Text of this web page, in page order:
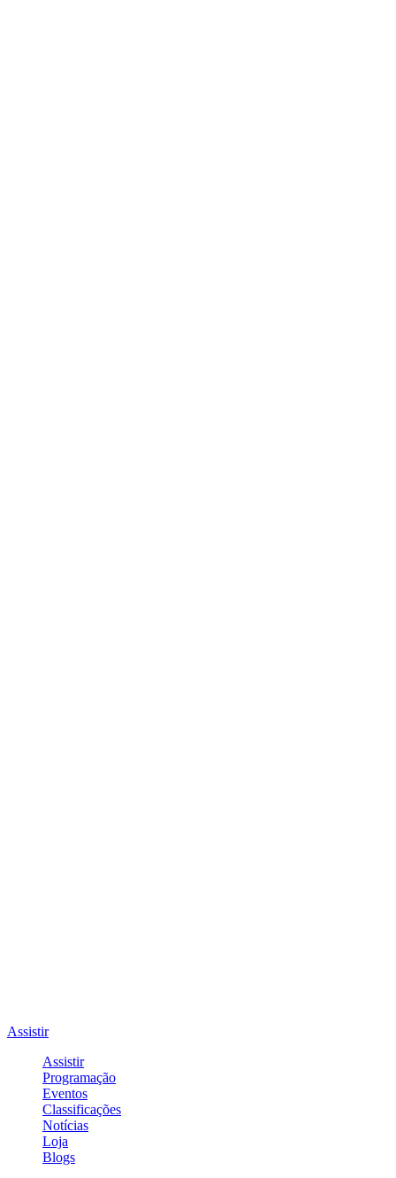
Assistir
Assistir
Programação
Eventos
Classificações
Notícias
Loja
Blogs